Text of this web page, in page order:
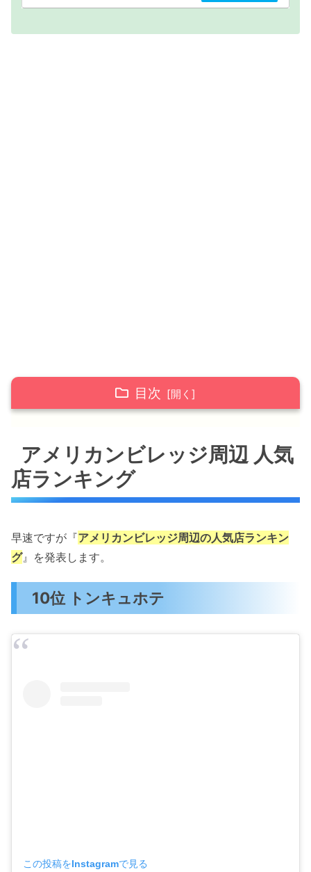
目次
10位 トンキュホテ
9位 JUMBO STEAK HAN’S 北谷デポセン
トラル店
7位 中華酒場でんすけ飯店
6位 おきなわ畑 でーじな豚
5位 レッドロブスター 沖縄北谷店
4位 DOUBLE DECKER
アメリカンビレッジ周辺 人気
店ランキング
早速ですが『アメリカンビレッジ周辺の人気店ランキン
グ』を発表します。
10位 トンキュホテ
この投稿をInstagramで見る